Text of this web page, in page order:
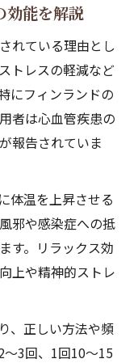
効能を解説
れている理由とし
トレスの軽減など
にフィンランドの
者は心血管疾患の
報告されていま
体温を上昇させる
邪や感染症への抵
す。リラックス効
上や精神的ストレ
、正しい方法や頻
3回、1回10～15